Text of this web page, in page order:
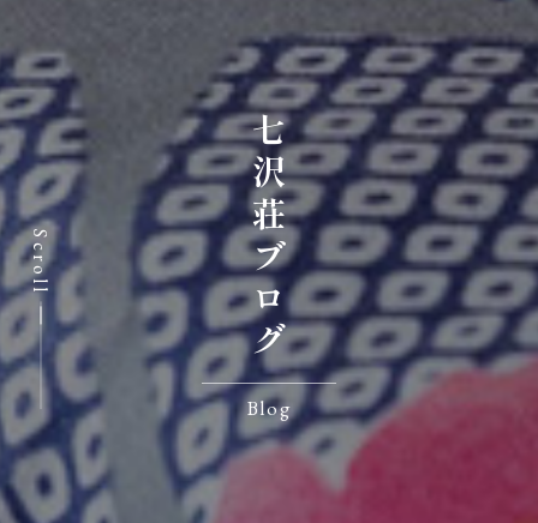
七沢荘ブログ
Blog
Scroll